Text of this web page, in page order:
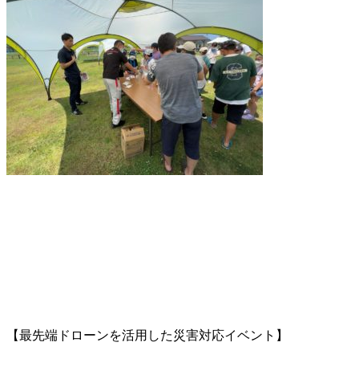
【最先端ドローンを活用した災害対応イベント】